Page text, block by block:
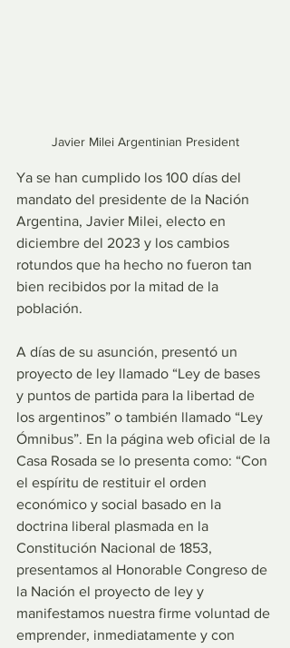
Javier Milei Argentinian President
Ya se han cumplido los 100 días del
mandato del presidente de la Nación
Argentina, Javier Milei, electo en
diciembre del 2023 y los cambios
rotundos que ha hecho no fueron tan
bien recibidos por la mitad de la
población.
A días de su asunción, presentó un
proyecto de ley llamado “Ley de bases
y puntos de partida para la libertad de
los argentinos” o también llamado “Ley
Ómnibus”. En la página web oficial de la
Casa Rosada se lo presenta como: “Con
el espíritu de restituir el orden
económico y social basado en la
doctrina liberal plasmada en la
Constitución Nacional de 1853,
presentamos al Honorable Congreso de
la Nación el proyecto de ley y
manifestamos nuestra firme voluntad de
emprender, inmediatamente y con